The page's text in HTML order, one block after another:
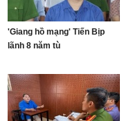
'Giang hồ mạng' Tiến Bịp
lãnh 8 năm tù